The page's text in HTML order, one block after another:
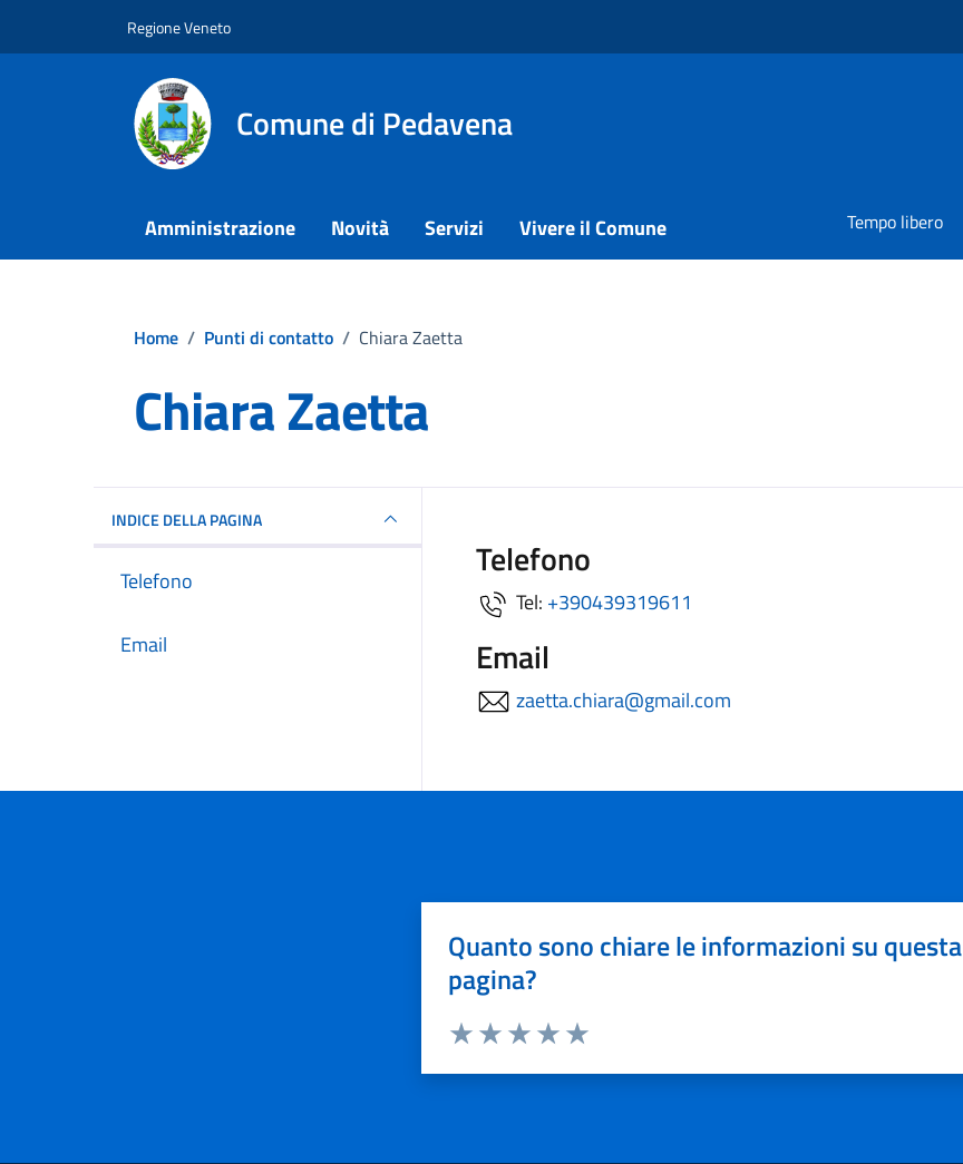
Regione Veneto
Comune di Pedavena
Amministrazione Novità Servizi Vivere il Comune Tempo libero
Home / Punti di contatto / Chiara Zaetta
Chiara Zaetta
INDICE DELLA PAGINA
Telefono
Email
Telefono
Tel: +390439319611
Email
zaetta.chiara@gmail.com
Quanto sono chiare le informazioni su questa
pagina?